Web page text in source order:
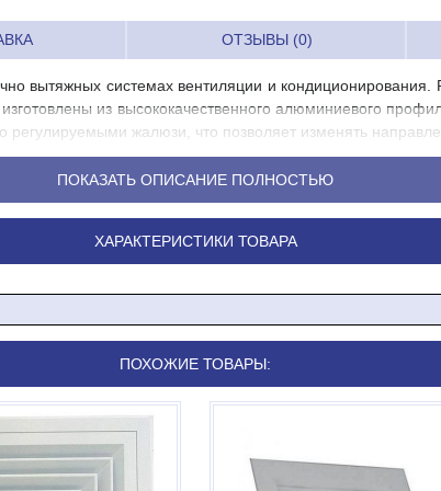
ОТЗЫВЫ (0)
вытяжных системах вентиляции и
из высококачественного алюминиевого
жалюзи, что позволяет изменять
ПОКАЗАТЬ ОПИСАНИЕ ПОЛНОСТЬЮ
ХАРАКТЕРИСТИКИ ТОВАРА
ПОХОЖИЕ ТОВАРЫ: